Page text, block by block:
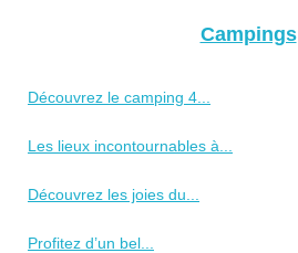
Campings
Découvrez le camping 4...
Les lieux incontournables à...
Découvrez les joies du...
Profitez d’un bel...